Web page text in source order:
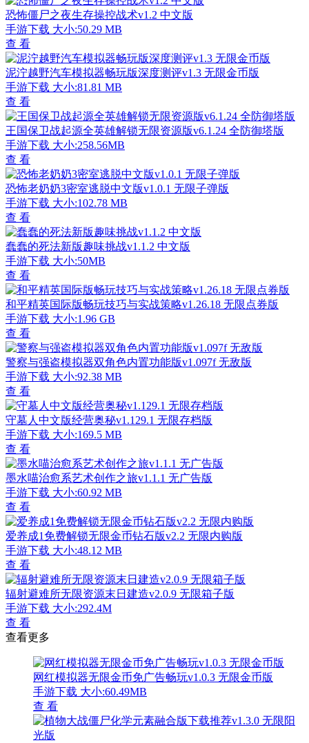
恐怖僵尸之夜生存操控战术v1.2 中文版
手游下载 大小:50.29 MB
查 看
泥泞越野汽车模拟器畅玩版深度测评v1.3 无限金币版
手游下载 大小:81.81 MB
查 看
王国保卫战起源全英雄解锁无限资源版v6.1.24 全防御塔版
手游下载 大小:258.56MB
查 看
恐怖老奶奶3密室逃脱中文版v1.0.1 无限子弹版
手游下载 大小:102.78 MB
查 看
蠢蠢的死法新版趣味挑战v1.1.2 中文版
手游下载 大小:50MB
查 看
和平精英国际版畅玩技巧与实战策略v1.26.18 无限点券版
手游下载 大小:1.96 GB
查 看
警察与强盗模拟器双角色内置功能版v1.097f 无敌版
手游下载 大小:92.38 MB
查 看
守墓人中文版经营奥秘v1.129.1 无限存档版
手游下载 大小:169.5 MB
查 看
墨水喵治愈系艺术创作之旅v1.1.1 无广告版
手游下载 大小:60.92 MB
查 看
爱养成1免费解锁无限金币钻石版v2.2 无限内购版
手游下载 大小:48.12 MB
查 看
辐射避难所无限资源末日建造v2.0.9 无限箱子版
手游下载 大小:292.4M
查 看
查看更多
网红模拟器无限金币免广告畅玩v1.0.3 无限金币版
手游下载 大小:60.49MB
查 看